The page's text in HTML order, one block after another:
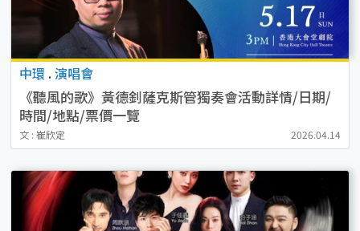
中環 . 演唱會
《聽風的歌》黃德釗薩克斯管獨奏會活動詳情/日期/
時間/地點/票價一覽
文 : 崔欣定 2026.04.14